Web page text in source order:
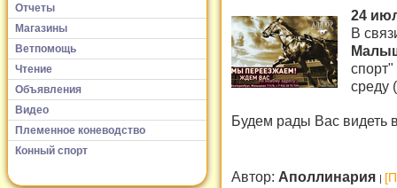
Отчеты
Магазины
Ветпомощь
Чтение
Объявления
Видео
Племенное коневодство
Конный спорт
24
В
спорт"
среду
Будем рады Вас видеть
Автор: Аполлинария